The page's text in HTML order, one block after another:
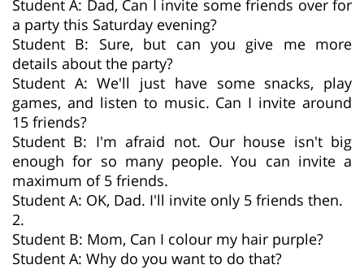
Student A: Dad, Can I invite some friends over for
a party this Saturday evening?
Student B: Sure, but can you give me more
details about the party?
Student A: We'll just have some snacks, play
games, and listen to music. Can I invite around
15 friends?
Student B: I'm afraid not. Our house isn't big
enough for so many people. You can invite a
maximum of 5 friends.
Student A: OK, Dad. I'll invite only 5 friends then.
2.
Student B: Mom, Can I colour my hair purple?
Student A: Why do you want to do that?